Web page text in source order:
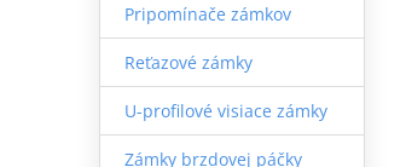
Pripomínače zámkov
Reťazové zámky
U-profilové visiace zámky
Zámky brzdovej páčky